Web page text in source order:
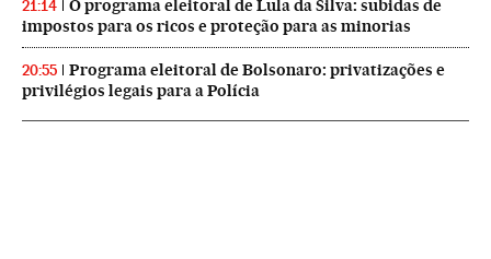
21:14
O programa eleitoral de Lula da Silva: subidas de
impostos para os ricos e proteção para as minorias
20:55
Programa eleitoral de Bolsonaro: privatizações e
privilégios legais para a Polícia